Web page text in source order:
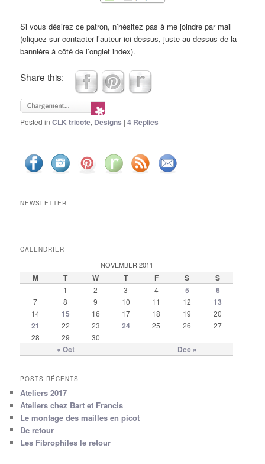
Si vous désirez ce patron, n’hésitez pas à me joindre par mail
(cliquez sur contacter l’auteur ici dessus, juste au dessus de la
bannière à côté de l’onglet index).
Share this:
Posted in CLK tricote, Designs |4 Replies
NEWSLETTER
CALENDRIER
NOVEMBER 2011
M T W T F S S
« Oct Dec »
1 2 3 4 5 6
7 8 9 10 11 12 13
14 15 16 17 18 19 20
21 22 23 24 25 26
27
28
29 30
POSTS RÉCENTS
Ateliers 2017
Ateliers chez Bart et Francis
Le montage des mailles en picot
De retour
Les Fibrophiles le retour